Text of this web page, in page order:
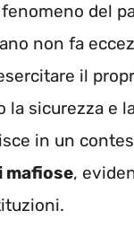
del
non fa
il
sicurezza e
in un
mafiose,